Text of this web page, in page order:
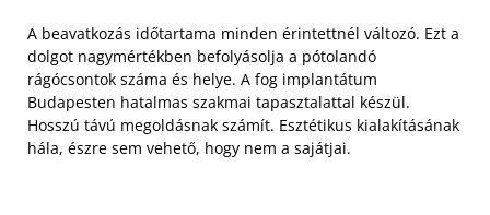
A beavatkozás időtartama minden érintettnél változó. Ezt a
dolgot nagymértékben befolyásolja a pótolandó
rágócsontok száma és helye. A fog implantátum
Budapesten hatalmas szakmai tapasztalattal készül.
Hosszú távú megoldásnak számít. Esztétikus kialakításának
hála, észre sem vehető, hogy nem a sajátjai.